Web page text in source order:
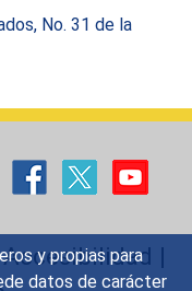
y propias para
datos de carácter
No. 31 de la
Accesibilidad |